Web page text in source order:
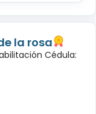
la rosa
Cédula: